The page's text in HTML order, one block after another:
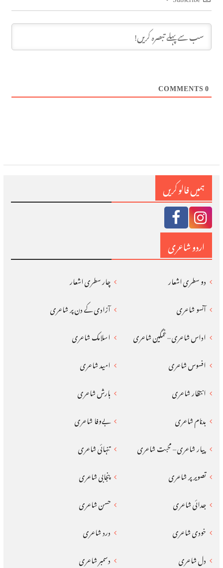
0
COMMENTS
ہمیں فالو کریں
اردو شاعری
دو سطری اشعار
چار سطری اشعار
آنسو شاعری
آزادی کے دن پر شاعری
اداس شاعری – غمگین شاعری
اسلامک شاعری
افسوس شاعری
امید شاعری
انتظار شاعری
بارش شاعری
بدنام شاعری
بےوفا شاعری
پیار شاعری – محبت شاعری
تنہائی شاعری
تصویر پر شاعری
پنجابی شاعری
جدائی شاعری
حسن شاعری
خودی شاعری
درد شاعری
دل شاعری
دسمبر شاعری